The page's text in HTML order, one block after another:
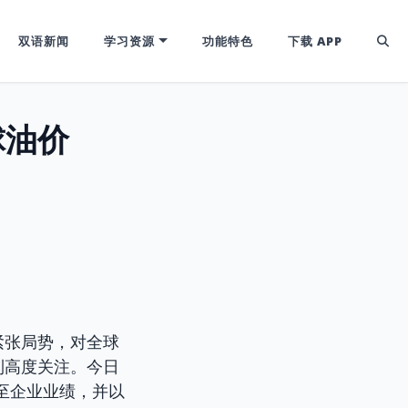
双语新闻 学习资源 功能特色 下载 APP
价
局势，对全球
度关注。今日
企业业绩，并以